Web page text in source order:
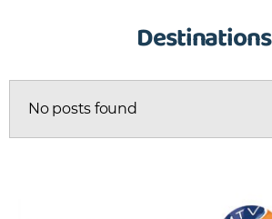
Destinations
No posts found